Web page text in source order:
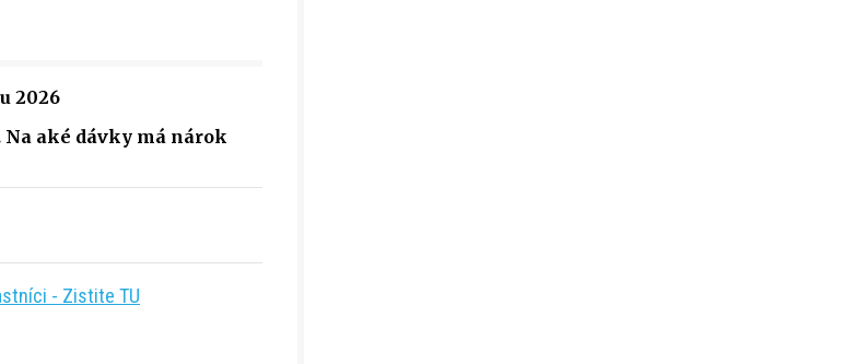
2026
aké dávky má nárok
- Zistite TU